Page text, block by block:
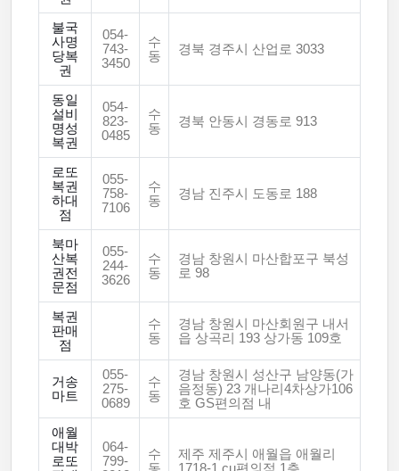
불국
사명
당복
권
054-
743-
3450
수
동
경북 경주시 산업로 3033
동일
설비
명성
복권
054-
823-
0485
수
동
경북 안동시 경동로 913
로또
복권
하대
점
055-
758-
7106
수
동
경남 진주시 도동로 188
북마
산복
권전
문점
055-
244-
3626
수
동
경남 창원시 마산합포구 북성
로 98
복권
판매
점
수
동
경남 창원시 마산회원구 내서
읍 상곡리 193 상가동 109호
거송
마트
055-
275-
0689
수
동
경남 창원시 성산구 남양동(가
음정동) 23 개나리4차상가106
호 GS편의점 내
애월
대박
로또
064-
799-
수
제주 제주시 애월읍 애월리